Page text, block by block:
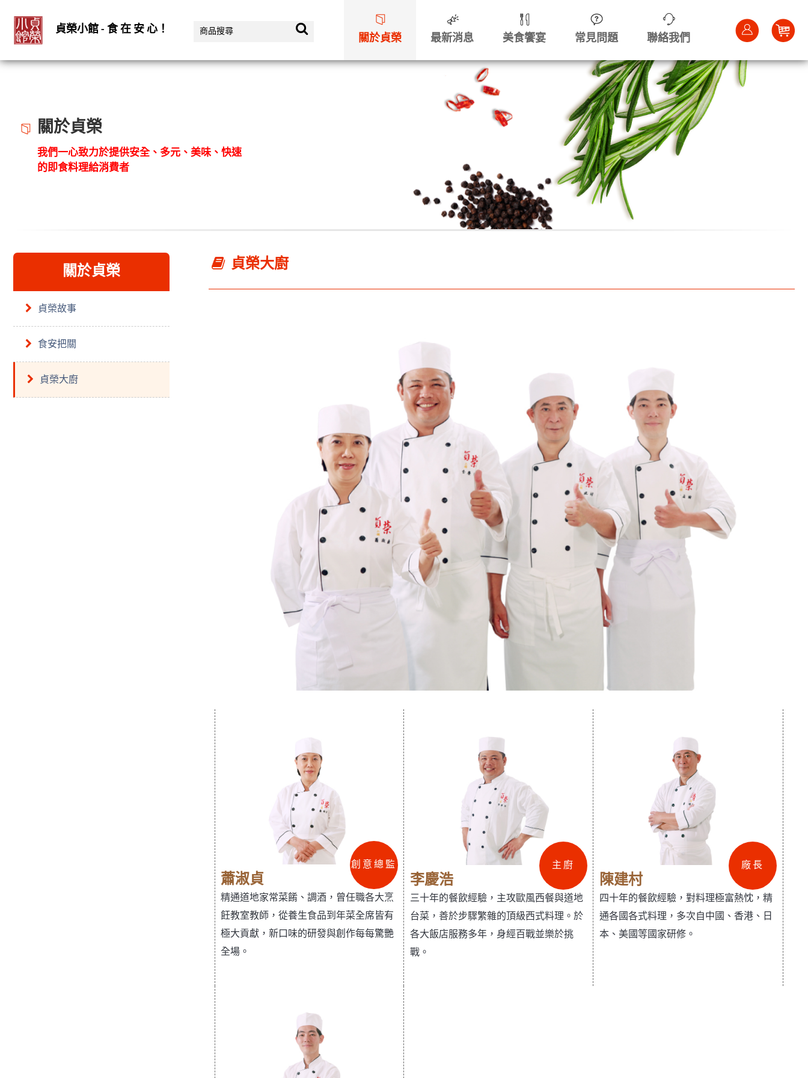
貞榮小館 - 食 在 安 心！
關於貞榮 最新消息 美食饗宴 常見問題 聯絡我們
關於貞榮
我們一心致力於提供安全、多元、美味、快速
的即食料理給消費者
關於貞榮
貞榮故事
食安把關
貞榮大廚
貞榮大廚
創意總監
蕭淑貞
精通道地家常菜餚、調酒，曾任職各大烹
飪教室教師，從養生食品到年菜全席皆有
極大貢獻，新口味的研發與創作每每驚艷
全場。
主廚
李慶浩
三十年的餐飲經驗，主攻歐風西餐與道地
台菜，善於步驟繁雜的頂級西式料理。於
各大飯店服務多年，身經百戰並樂於挑
戰。
廠長
陳建村
四十年的餐飲經驗，對料理極富熱忱，精
通各國各式料理，多次自中國、香港、日
本、美國等國家研修。